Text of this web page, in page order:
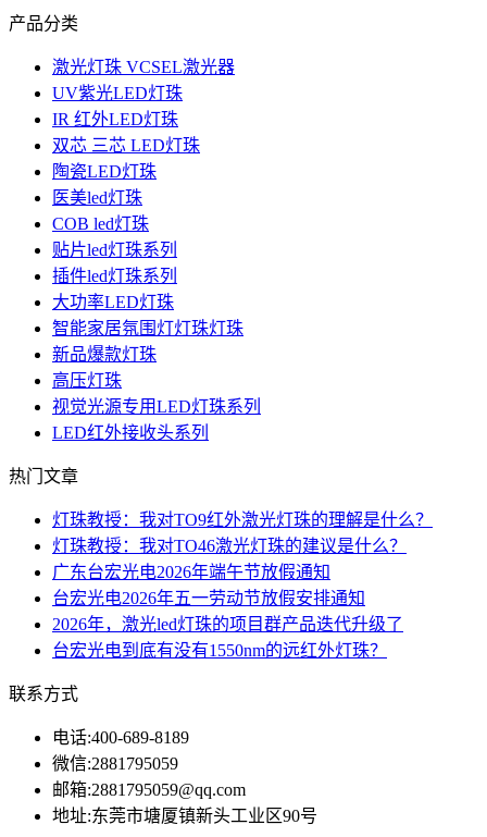
产品分类
激光灯珠 VCSEL激光器
UV紫光LED灯珠
IR 红外LED灯珠
双芯 三芯 LED灯珠
陶瓷LED灯珠
医美led灯珠
COB led灯珠
贴片led灯珠系列
插件led灯珠系列
大功率LED灯珠
智能家居氛围灯灯珠灯珠
新品爆款灯珠
高压灯珠
视觉光源专用LED灯珠系列
LED红外接收头系列
热门文章
灯珠教授：我对TO9红外激光灯珠的理解是什么？
灯珠教授：我对TO46激光灯珠的建议是什么？
广东台宏光电2026年端午节放假通知
台宏光电2026年五一劳动节放假安排通知
2026年，激光led灯珠的项目群产品迭代升级了
台宏光电到底有没有1550nm的远红外灯珠？
联系方式
电话:400-689-8189
微信:2881795059
邮箱:2881795059@qq.com
地址:东莞市塘厦镇新头工业区90号